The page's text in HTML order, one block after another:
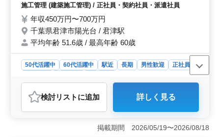
60代ももちろん歓迎♪ 経験を生かして引っ張
施工管理 (建築施工管理) / 正社員・契約社員・派遣社員
年収450万円〜700万円
千葉県君津市陽光台 / 君津駅
平均年齢 51.6歳 / 最高年齢 60歳
50代活躍中 60代活躍中 駅近 長期 男性歓迎
正社員
おすすめポイント
＜建築施工管理者募集＞ 千葉県君津市陽光台に位置す
る建築工事の施工管理者を積極募集しています。倉庫や
を担当していただきます。中高年の方々が多数活躍し、
検討リスト に追加 詳しく見る
掲載期間 2026/05/19〜2026/08/18